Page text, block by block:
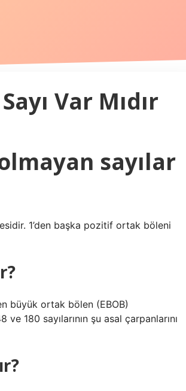
Var Mıdır
sayılar
1’den başka pozitif ortak böleni
büyük ortak bölen (EBOB)
180 sayılarının şu asal çarpanlarını